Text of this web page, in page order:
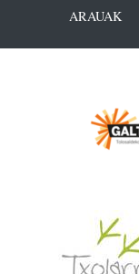
ARAUAK